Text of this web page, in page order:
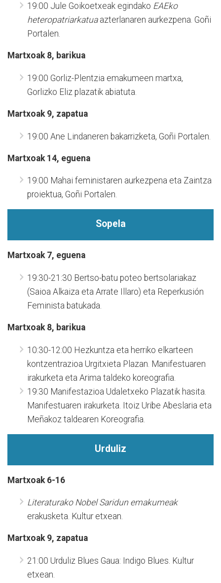
19:00 Jule Goikoetxeak egindako EAEko
heteropatriarkatuaazterlanaren aurkezpena. Goñi
Portalen.
Martxoak 8, barikua
19:00 Gorliz-Plentzia emakumeen martxa,
Gorlizko Eliz plazatik abiatuta.
Martxoak 9, zapatua
19:00 Ane Lindaneren bakarrizketa, Goñi Portalen.
Martxoak 14, eguena
19:00 Mahai feministaren aurkezpena eta Zaintza
proiektua, Goñi Portalen.
Sopela
Martxoak 7, eguena
19:30-21:30 Bertso-batu poteo bertsolariakaz
(Saioa Alkaiza eta Arrate Illaro) eta Reperkusión
Feminista batukada.
Martxoak 8, barikua
10:30-12:00 Hezkuntza eta herriko elkarteen
kontzentrazioa Urgitxieta Plazan. Manifestuaren
irakurketa eta Arima taldeko koreografia.
19:30 Manifestazioa Udaletxeko Plazatik hasita.
Manifestuaren irakurketa. Itoiz Uribe Abeslaria eta
Meñakoz taldearen Koreografia.
Urduliz
Martxoak 6-16
Literaturako Nobel Saridun emakumeak
erakusketa. Kultur etxean.
Martxoak 9, zapatua
21:00 Urduliz Blues Gaua: Indigo Blues. Kultur
etxean.